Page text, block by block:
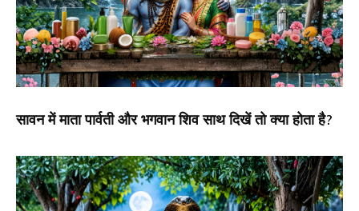
सावन में माता पार्वती और भगवान शिव साथ दिखें तो क्या होता है?